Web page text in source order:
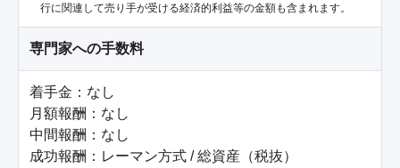
行に関連して売り手が受ける経済的利益等の金額も含まれます。
専門家への手数料
着手金：なし
月額報酬：なし
中間報酬：なし
成功報酬：レーマン方式 / 総資産（税抜）